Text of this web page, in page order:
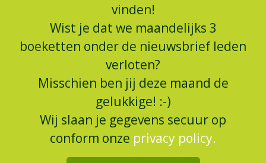
vinden!
Wist je dat we maandelijks 3
boeketten onder de nieuwsbrief leden
verloten?
Misschien ben jij deze maand de
gelukkige! :-)
Wij slaan je gegevens secuur op
conform onze privacy policy.